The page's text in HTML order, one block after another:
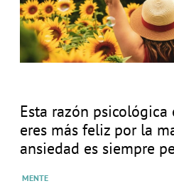
Esta razón
eres más feliz por la
ansiedad es siempre
MENTE